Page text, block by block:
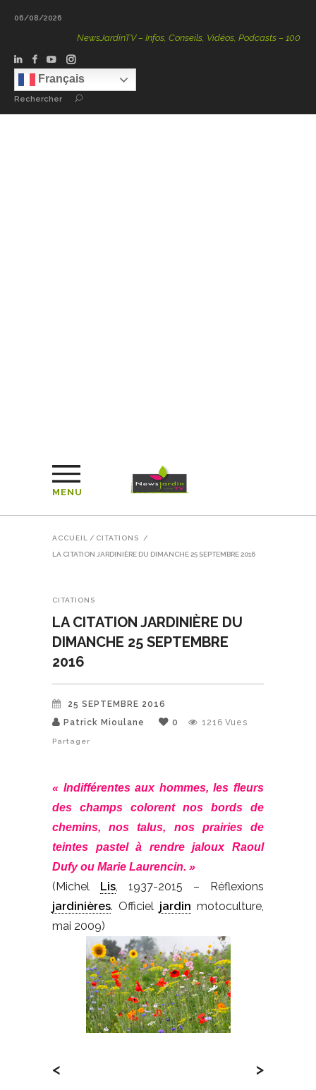
06/08/2026
NewsJardinTV – Infos, Conseils, Vidéos, Podcasts – 100 %
Français
Rechercher
MENU
ACCUEIL / CITATIONS /
LA CITATION JARDINIÈRE DU DIMANCHE 25 SEPTEMBRE 2016
CITATIONS
LA CITATION JARDINIÈRE DU
DIMANCHE 25 SEPTEMBRE
2016
25 SEPTEMBRE 2016
Patrick Mioulane
0 1216 Vues
Partager
« Indifférentes aux hommes, les fleurs
des champs colorent nos bords de
chemins, nos talus, nos prairies de
teintes pastel à rendre jaloux Raoul
Dufy ou Marie Laurencin. »
(Michel Lis , 1937-2015 – Réflexions
jardinières. Officiel jardin motoculture,
mai 2009)
< >